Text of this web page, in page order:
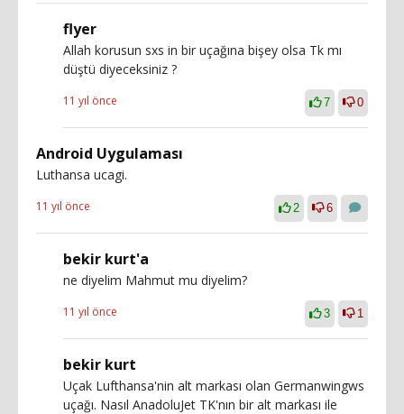
flyer
Allah korusun sxs in bir uçağına bişey olsa Tk mı
düştü diyeceksiniz ?
11 yıl önce 7 0
Android Uygulaması
Luthansa ucagi.
11 yıl önce 2 6
bekir kurt'a
ne diyelim Mahmut mu diyelim?
11 yıl önce 3 1
bekir kurt
Uçak Lufthansa'nin alt markası olan Germanwingws
uçağı. Nasıl AnadoluJet TK'nın bir alt markası ile